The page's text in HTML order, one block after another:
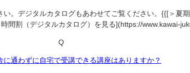
。デジタルカタログもあわせてご覧ください。{{[＞夏
間割（デジタルカタログ）を見る](https://www.kawai-
Q
に通わずに自宅で受講できる講座はありますか？